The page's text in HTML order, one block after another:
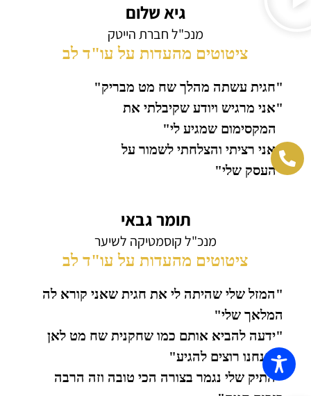
גיא שלום
מנכ"ל חברת הייטק
ציטוטים מהעדות על עו"ד לב
"חגית עשתה מהלך שח מט מבריק"
"אני מרגיש ויודע שקיבלתי את
המקסימום שמגיע לי"
"אני רציתי והצלחתי לשמור על
העסק שלי"
תומר גבאי
מנכ"ל קוסמטיקה לשיער
ציטוטים מהעדות על עו"ד לב
"המזל שלי שהיתה לי את חגית שאני קורא לה
המלאך שלי"
"ידעה להביא אותם כמו שחקנית שח מט לאן
שאנחנו רוצים להגיע"
"התיק שלי נגמר בצורה הכי טובה וזה הרבה